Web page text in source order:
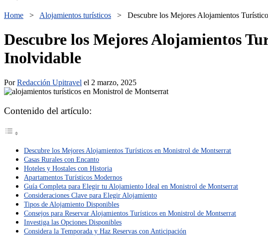
Home > Alojamientos turísticos > Descubre los Mejores Alojamientos
Descubre los Mejores Alojamientos
Inolvidable
PorRedacción Upitravel el 2 marzo, 2025
Contenido del artículo:
Descubre los Mejores Alojamientos Turísticos en Monistrol de Montserrat
Casas Rurales con Encanto
Hoteles y Hostales con Historia
Apartamentos Turísticos Modernos
Guía Completa para Elegir tu Alojamiento Ideal en Monistrol de Montserrat
Consideraciones Clave para Elegir Alojamiento
Tipos de Alojamiento Disponibles
Consejos para Reservar Alojamientos Turísticos en Monistrol de Montserrat
Investiga las Opciones Disponibles
Considera la Temporada y Haz Reservas con Anticipación